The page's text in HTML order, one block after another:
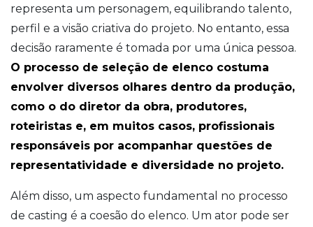
representa um personagem, equilibrando talento,
perfil e a visão criativa do projeto. No entanto, essa
decisão raramente é tomada por uma única pessoa.
O processo de seleção de elenco costuma
envolver diversos olhares dentro da produção,
como o do diretor da obra, produtores,
roteiristas e, em muitos casos, profissionais
responsáveis por acompanhar questões de
representatividade e diversidade no projeto.
Além disso, um aspecto fundamental no processo
de casting é a coesão do elenco. Um ator pode ser